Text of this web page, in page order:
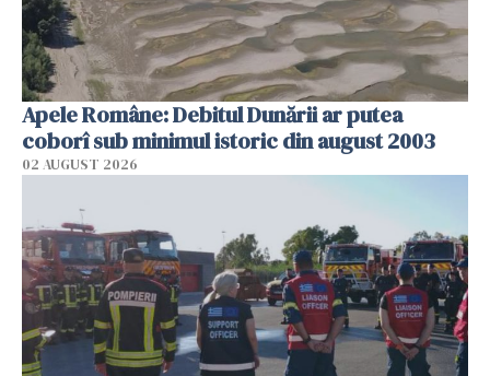
Apele Române: Debitul Dunării ar putea
coborî sub minimul istoric din august 2003
02 AUGUST 2026